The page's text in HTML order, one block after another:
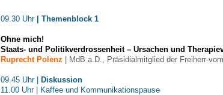
09.30 Uhr | Themenblock 1
Ohne mich!
Staats- und Politikverdrossenheit – Ursachen und
Ruprecht Polenz
| MdB a.D., Präsidialmitglied der Freiherr-
09.45 Uhr |
Diskussion
11.00 Uhr | Kaffee und Kommunikationspause